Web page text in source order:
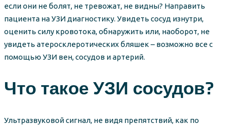
если они не болят, не тревожат, не видны? Направить
пациента на УЗИ диагностику. Увидеть сосуд изнутри,
оценить силу кровотока, обнаружить или, наоборот, не
увидеть атеросклеротических бляшек – возможно все с
помощью УЗИ вен, сосудов и артерий.
Что такое УЗИ сосудов?
Ультразвуковой сигнал, не видя препятствий, как по